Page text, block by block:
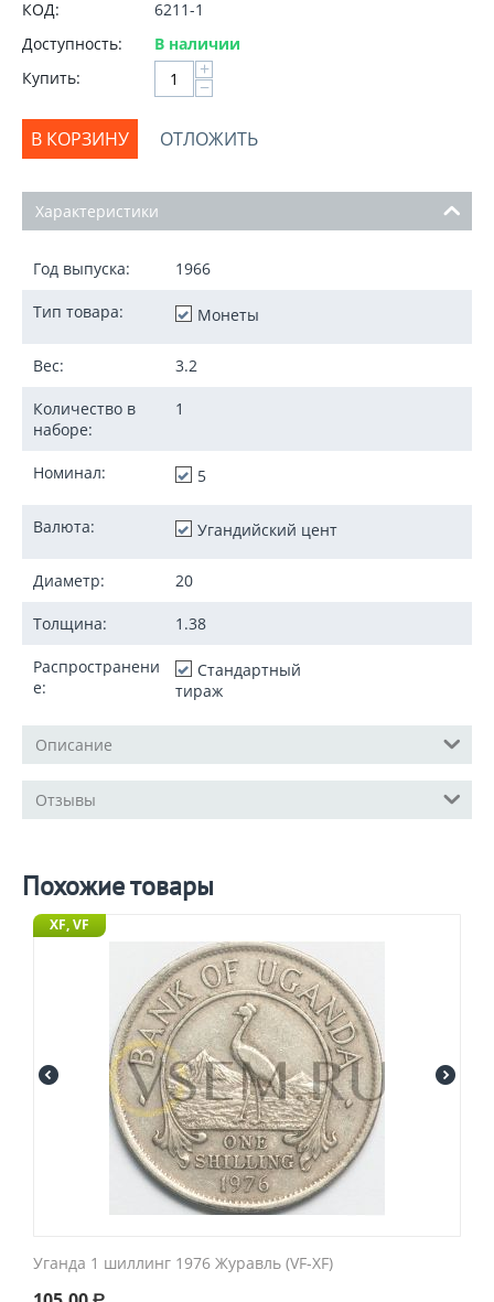
КОД:
6211-1
Доступность:
В наличии
Купить:
+
−
В КОРЗИНУ ОТЛОЖИТЬ
Характеристики
Год выпуска: 1966
Тип товара: Монеты
Вес: 3.2
Количество в
наборе:
1
Номинал: 5
Валюта: Угандийский цент
Диаметр: 20
Толщина: 1.38
Распространени
е:
Стандартный
тираж
Описание
Отзывы
Похожие товары
XF, VF
Уганда 1 шиллинг 1976 Журавль (VF-XF)